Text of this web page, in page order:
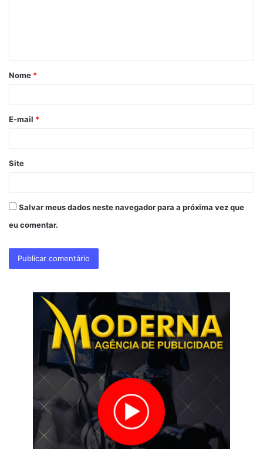
á
r
*
Nome *
E-mail *
Site
Salvar meus dados neste navegador para a próxima vez que
eu comentar.